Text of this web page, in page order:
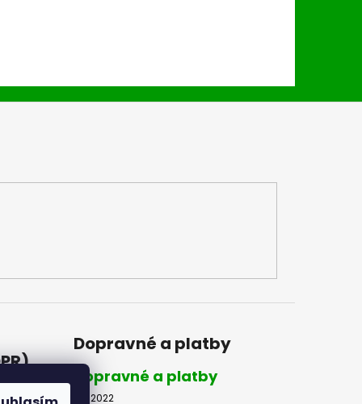
Dopravné a platby
Dopravné a platby
8.2.2022